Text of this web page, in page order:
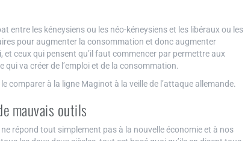
entre les kéneysiens ou les néo-kéneysiens et les libéraux ou les
pour augmenter la consommation et donc augmenter
et ceux qui pensent qu’il faut commencer par permettre aux
va créer de l’emploi et de la consommation.
comparer à la ligne Maginot à la veille de l’attaque allemande.
mauvais outils
répond tout simplement pas à la nouvelle économie et à nos